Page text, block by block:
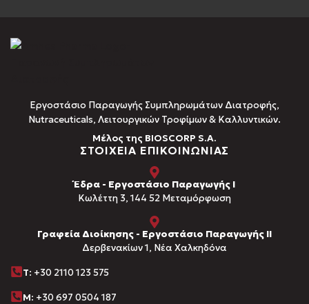
Εργοστάσιο Παραγωγής Συμπληρωμάτων Διατροφής,
Νutraceuticals, Λειτουργικών Τροφίμων & Καλλυντικών.
Μέλος της BIOSCORP S.A.
ΣΤΟΙΧΕΙΑ ΕΠΙΚΟΙΝΩΝΙΑΣ
Έδρα - Εργοστάσιο Παραγωγής Ι
Kωλέττη 3, 144 52 Μεταμόρφωση
Γραφεία Διοίκησης - Εργοστάσιο Παραγωγής ΙΙ
Δερβενακίων 1, Νέα Χαλκηδόνα
Τ: +30 2110 123 575
M: +30 697 0504 187